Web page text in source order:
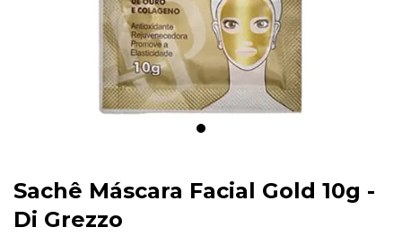
Sachê Máscara Facial Gold 10g -
Di Grezzo